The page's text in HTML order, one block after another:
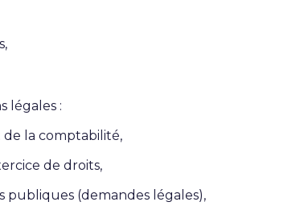
légales :
la comptabilité,
de droits,
publiques (demandes légales),